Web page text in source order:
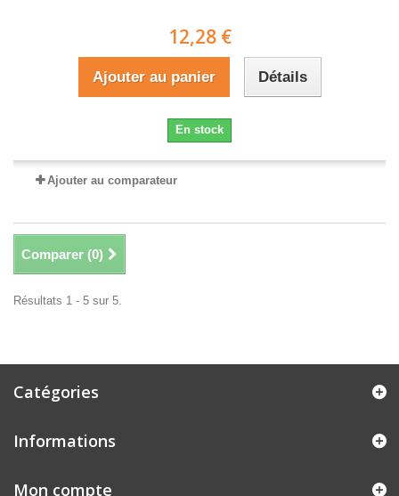
12,28 €
Ajouter au panier Détails
En stock
Ajouter au comparateur
Comparer (0)
Résultats 1 - 5 sur 5.
Catégories
Informations
Mon compte